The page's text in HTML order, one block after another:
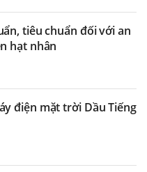
tiêu chuẩn đối với an
hạt nhân
điện mặt trời Dầu Tiếng